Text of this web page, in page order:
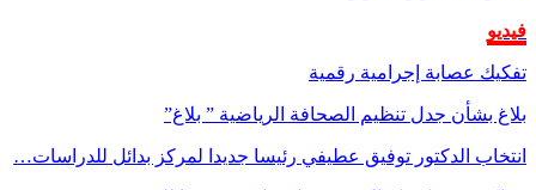
فيديو
تفكيك عصابة إجرامية رقمية
بلاغ بشأن جدل تنظيم الصحافة الرياضية ” بلاغ”
انتخاب الدكتور توفيق عطيفي رئيسا جديدا لمركز بدائل للدراسات…